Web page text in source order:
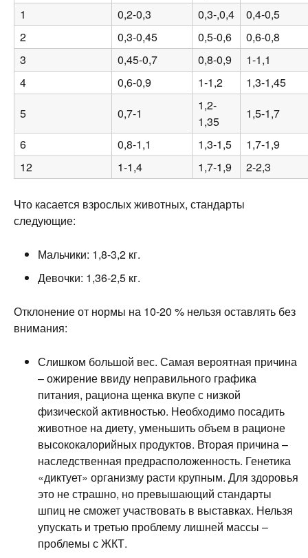
1
0,2-0,3 0,3-,0,4
0,4-0,5
2
0,3-0,45 0,5-0,6
0,6-0,8
3
0,45-0,7 0,8-0,9
1-1,1
4
0,6-0,9 1-1,2
1,3-1,45
5
0,7-1
1,2-
1,35
1,5-1,7
6
0,8-1,1 1,3-1,5
1,7-1,9
12
1-1,4 1,7-1,9 2-2,3
Что касается взрослых животных, стандарты
следующие:
Мальчики: 1,8-3,2 кг.
Девочки: 1,36-2,5 кг.
Отклонение от нормы на 10-20 % нельзя оставлять без
внимания:
Слишком большой вес. Самая вероятная причина
– ожирение ввиду неправильного графика
питания, рациона щенка вкупе с низкой
физической активностью. Необходимо посадить
животное на диету, уменьшить объем в рационе
высококалорийных продуктов. Вторая причина –
наследственная предрасположенность. Генетика
«диктует» организму расти крупным. Для здоровья
это не страшно, но превышающий стандарты
шпиц не сможет участвовать в выставках. Нельзя
упускать и третью проблему лишней массы –
проблемы с ЖКТ.